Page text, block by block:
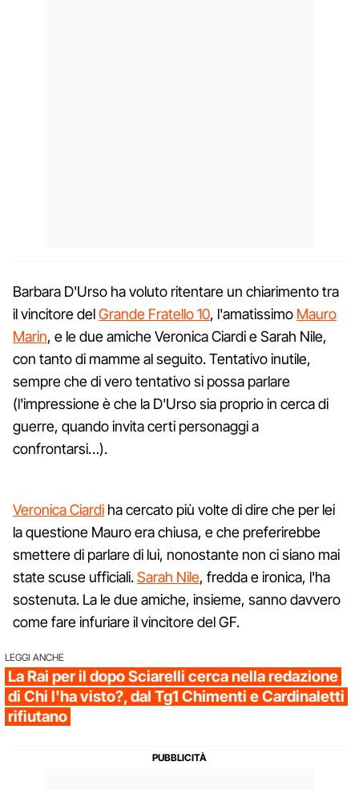
Barbara D'Urso ha voluto ritentare un chiarimento tra
il vincitore delGrande Fratello 10, l'amatissimo Mauro
Marin, e le due amiche Veronica Ciardi e Sarah Nile,
con tanto di mamme al seguito. Tentativo inutile,
sempre che di vero tentativo si possa parlare
(l'impressione è che la D'Urso sia proprio in cerca di
guerre, quando invita certi personaggi a
confrontarsi…).
Veronica Ciardi ha cercato più volte di dire che per lei
la questione Mauro era chiusa, e che preferirebbe
smettere di parlare di lui, nonostante non ci siano mai
state scuse ufficiali.Sarah Nile, fredda e ironica, l'ha
sostenuta. La le due amiche, insieme, sanno davvero
come fare infuriare il vincitore del GF.
LEGGI ANCHE
La Rai per il dopo Sciarelli cerca nella redazione
di Chi l'ha visto?, dal Tg1 Chimenti e Cardinaletti
rifiutano